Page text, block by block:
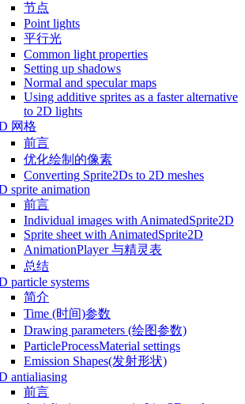
节点
Point lights
平行光
Common light properties
Setting up shadows
Normal and specular maps
Using additive sprites as a faster alternative
to 2D lights
网格
前言
优化绘制的像素
Converting Sprite2Ds to 2D meshes
sprite animation
前言
Individual images with AnimatedSprite2D
Sprite sheet with AnimatedSprite2D
AnimationPlayer 与精灵表
总结
particle systems
简介
Time (时间)参数
Drawing parameters (绘图参数)
ParticleProcessMaterial settings
Emission Shapes(发射形状)
antialiasing
前言